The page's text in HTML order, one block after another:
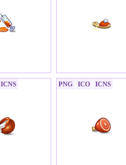
ICNS PNG ICO ICNS